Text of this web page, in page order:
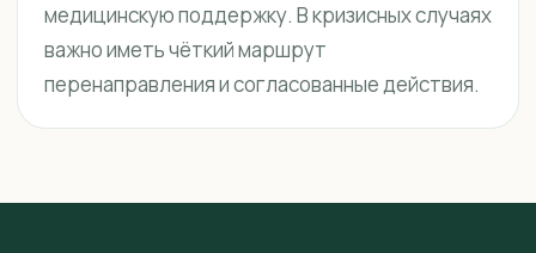
медицинскую поддержку. В кризисных случаях
важно иметь чёткий маршрут
перенаправления и согласованные действия.